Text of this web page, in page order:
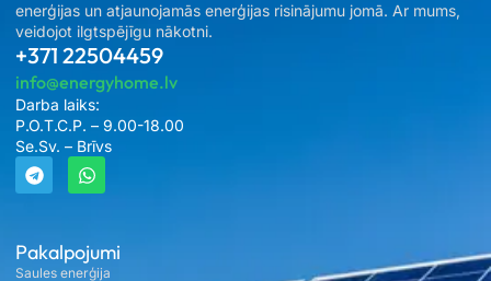
Pakalpojumi
Saules enerģija
enerģijas un atjaunojamās enerģijas risinājumu jomā. Ar mums,
veidojot ilgtspējīgu nākotni.
+371 22504459
info@energyhome.lv
Darba laiks:
P.O.T.C.P. – 9.00-18.00
Se.Sv. – Brīvs